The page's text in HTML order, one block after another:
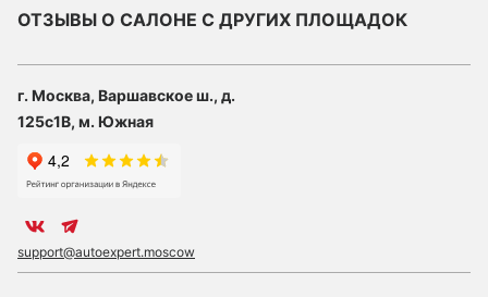
ОТЗЫВЫ О САЛОНЕ С ДРУГИХ ПЛОЩАДОК
г. Москва, Варшавское ш., д.
125с1В, м. Южная
support@autoexpert.moscow